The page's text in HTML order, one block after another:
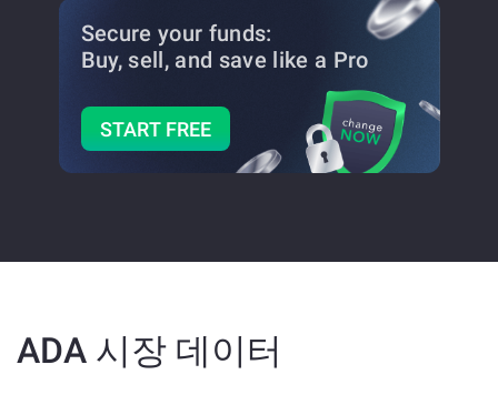
Secure your funds:
Buy, sell, and save like a Pro
START FREE
ADA 시장 데이터